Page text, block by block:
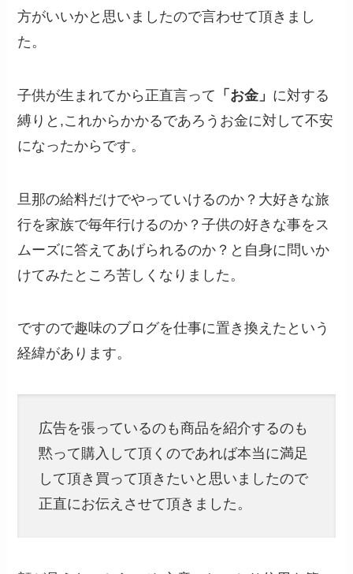
方がいいかと思いましたので言わせて頂きまし
た。
子供が生まれてから正直言って 「お金」 に対する
縛りと,これからかかるであろうお金に対して不安
になったからです。
旦那の給料だけでやっていけるのか？大好きな旅
行を家族で毎年行けるのか？子供の好きな事をス
ムーズに答えてあげられるのか？と自身に問いか
けてみたところ苦しくなりました。
ですので趣味のブログを仕事に置き換えたという
経緯があります。
広告を張っているのも商品を紹介するのも
黙って購入して頂くのであれば本当に満足
して頂き買って頂きたいと思いましたので
正直にお伝えさせて頂きました。